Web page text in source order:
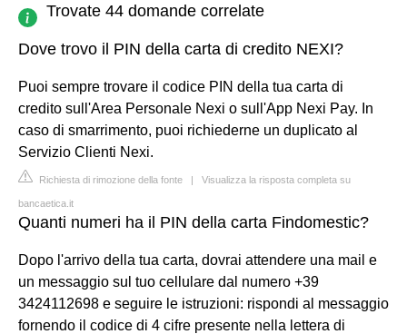
Trovate 44 domande correlate
Dove trovo il PIN della carta di credito NEXI?
Puoi sempre trovare il codice PIN della tua carta di
credito sull'Area Personale Nexi o sull'App Nexi Pay. In
caso di smarrimento, puoi richiederne un duplicato al
Servizio Clienti Nexi.
Richiesta di rimozione della fonte | Visualizza la risposta completa su
bancaetica.it
Quanti numeri ha il PIN della carta Findomestic?
Dopo l'arrivo della tua carta, dovrai attendere una mail e
un messaggio sul tuo cellulare dal numero +39
3424112698 e seguire le istruzioni: rispondi al messaggio
fornendo il codice di 4 cifre presente nella lettera di